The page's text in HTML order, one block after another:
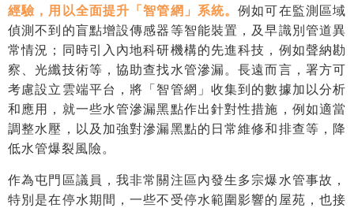
經驗，用以全面提升「智管網」系統。例如可在監測區域
偵測不到的盲點增設傳感器等智能裝置，及早識別管道異
常情況；同時引入內地科研機構的先進科技，例如聲納勘
察、光纖技術等，協助查找水管滲漏。長遠而言，署方可
考慮設立雲端平台，將「智管網」收集到的數據加以分析
和應用，就一些水管滲漏黑點作出針對性措施，例如適當
調整水壓，以及加強對滲漏黑點的日常維修和排查等，降
低水管爆裂風險。
作為屯門區議員，我非常關注區內發生多宗爆水管事故，
特別是在停水期間，一些不受停水範圍影響的屋苑，也接